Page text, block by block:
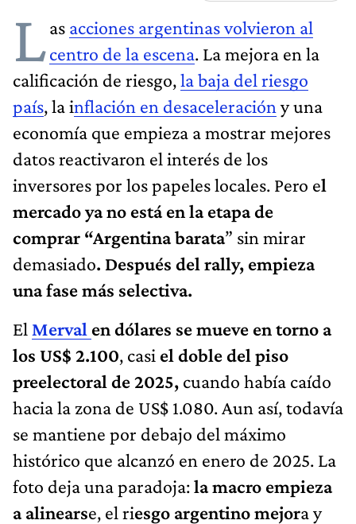
Las acciones argentinas volvieron al
centro de la escena. La mejora en la
calificación de riesgo,la baja del riesgo
país, la inflación en desaceleración y una
economía que empieza a mostrar mejores
datos reactivaron el interés de los
inversores por los papeles locales. Pero el
mercado ya no está en la etapa de
comprar “Argentina barata” sin mirar
demasiado. Después del rally, empieza
una fase más selectiva.
El Merval en dólares se mueve en torno a
los US$ 2.100, casi el doble del piso
preelectoral de 2025, cuando había caído
hacia la zona de US$ 1.080. Aun así, todavía
se mantiene por debajo del máximo
histórico que alcanzó en enero de 2025. La
foto deja una paradoja:la macro empieza
a alinearse, el riesgo argentino mejora y